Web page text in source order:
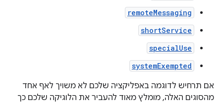
remoteMessaging
shortService
specialUse
systemExempted
אם תרחיש לדוגמה באפליקציה שלכם לא משויך לאף אחד
מהסוגים האלה, מומלץ מאוד להעביר את הלוגיקה שלכם כך